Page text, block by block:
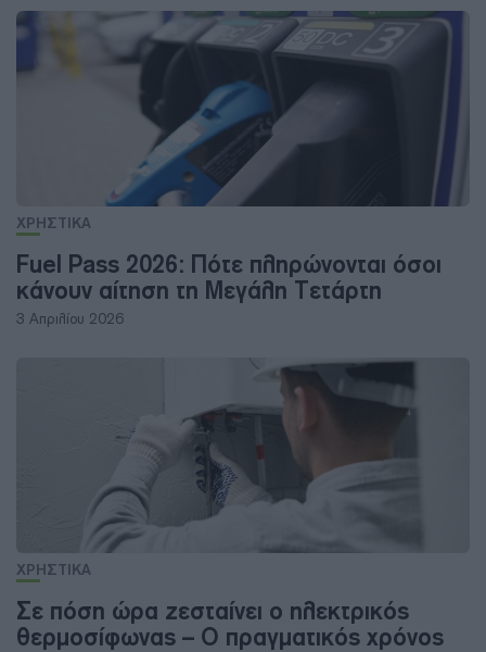
ΧΡΗΣΤΙΚΑ
Fuel Pass 2026: Πότε πληρώνονται όσοι
κάνουν αίτηση τη Μεγάλη Τετάρτη
3 Απριλίου 2026
ΧΡΗΣΤΙΚΑ
Σε πόση ώρα ζεσταίνει ο ηλεκτρικός
θερμοσίφωνας – Ο πραγματικός χρόνος